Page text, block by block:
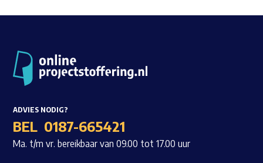
ADVIES NODIG?
BEL 0187-665421
Ma. t/m vr. bereikbaar van 09.00 tot 17.00 uur